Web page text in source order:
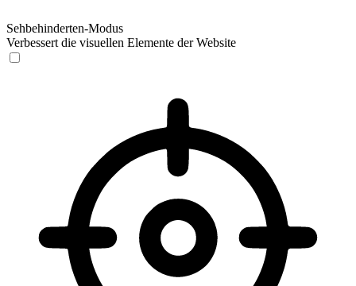
Sehbehinderten-Modus
Verbessert die visuellen Elemente der Website